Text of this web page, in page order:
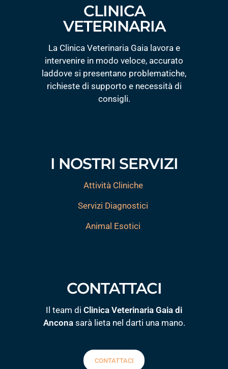
CLINICA
VETERINARIA
La Clinica Veterinaria Gaia lavora e
intervenire in modo veloce, accurato
laddove si presentano problematiche,
richieste di supporto e necessità di
consigli.
I NOSTRI SERVIZI
Attività Cliniche
Servizi Diagnostici
Animal Esotici
CONTATTACI
Il team di Clinica Veterinaria Gaia di
Anconasarà lieta nel darti una mano.
CONTATTACI